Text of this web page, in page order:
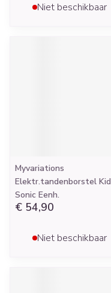
Niet beschikbaar
Myvariations
Elektr.tandenborstel Kid
Sonic Eenh.
€ 54,90
Niet beschikbaar